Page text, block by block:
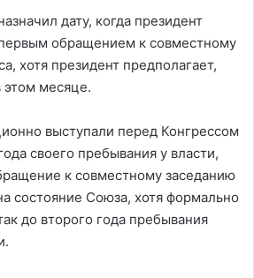
дату, когда президент
обращением к совместному
хотя президент предполагает,
этом месяце.
выступали перед Конгрессом
своего пребывания у власти,
к совместному заседанию
состояние Союза, хотя формально
до второго года пребывания